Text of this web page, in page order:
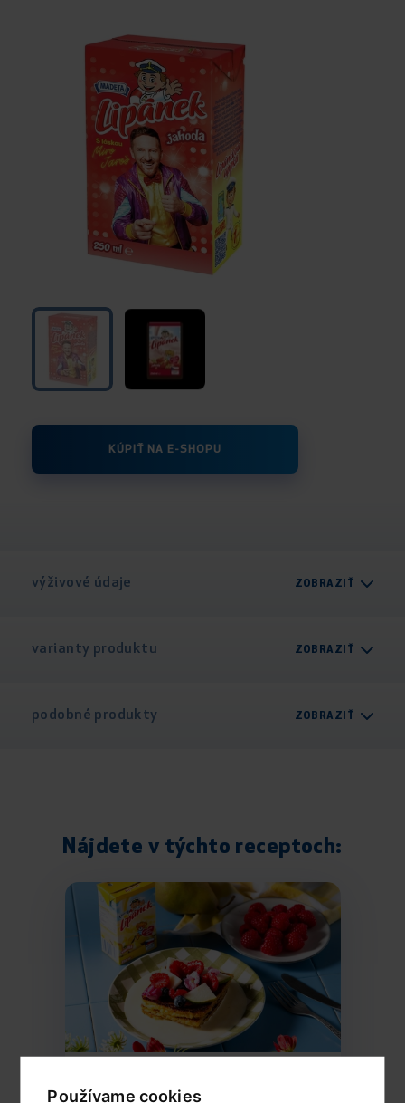
Používame cookies
KÚPIŤ NA E-SHOPU
výživové údaje ZOBRAZIŤ
varianty produktu ZOBRAZIŤ
podobné produkty ZOBRAZIŤ
Nájdete v týchto receptoch:
a sladkým mliečkom Lipánek